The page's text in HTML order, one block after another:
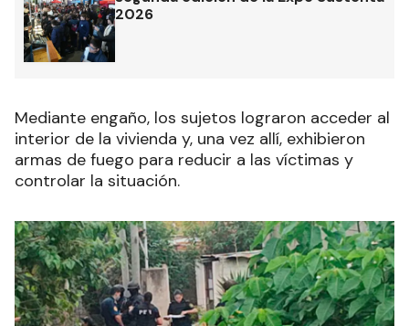
2026
Mediante engaño, los sujetos lograron acceder al
interior de la vivienda y, una vez allí, exhibieron
armas de fuego para reducir a las víctimas y
controlar la situación.